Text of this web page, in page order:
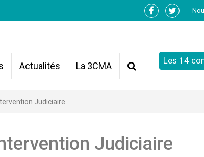
Lien
Facebook
Lien
Twitter
Actualités La 3CMA Recherche
Les 14
Judiciaire
Judiciaire